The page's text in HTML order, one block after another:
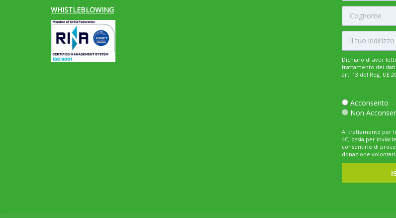
WHISTLEBLOWING
Dichiaro di aver
trattamento dei
art. 13 del Reg. UE
Acconsento
Non
Al trattamento per
4C, ossia per
consentirle di
donazione